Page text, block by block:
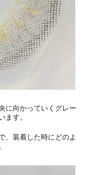
に向かっていくグレー
ます。
、装着した時にどのよ